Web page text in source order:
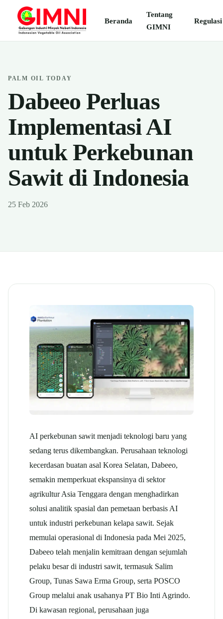
Beranda
Tentang
GIMNI
Regulasi
PALM OIL TODAY
Dabeeo Perluas
Implementasi AI
untuk Perkebunan
Sawit di Indonesia
25 Feb 2026
AI perkebunan sawit menjadi teknologi baru yang
sedang terus dikembangkan. Perusahaan teknologi
kecerdasan buatan asal Korea Selatan, Dabeeo,
semakin memperkuat ekspansinya di sektor
agrikultur Asia Tenggara dengan menghadirkan
solusi analitik spasial dan pemetaan berbasis AI
untuk industri perkebunan kelapa sawit. Sejak
memulai operasional di Indonesia pada Mei 2025,
Dabeeo telah menjalin kemitraan dengan sejumlah
pelaku besar di industri sawit, termasuk Salim
Group, Tunas Sawa Erma Group, serta POSCO
Group melalui anak usahanya PT Bio Inti Agrindo.
Di kawasan regional, perusahaan juga